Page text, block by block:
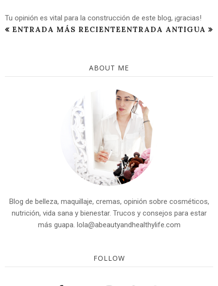
Tu opinión es vital para la construcción de este blog, ¡gracias!
ENTRADA MÁS RECIENTEENTRADA ANTIGUA
ABOUT ME
Blog de belleza, maquillaje, cremas, opinión sobre cosméticos,
nutrición, vida sana y bienestar. Trucos y consejos para estar
más guapa. lola@abeautyandhealthylife.com
FOLLOW